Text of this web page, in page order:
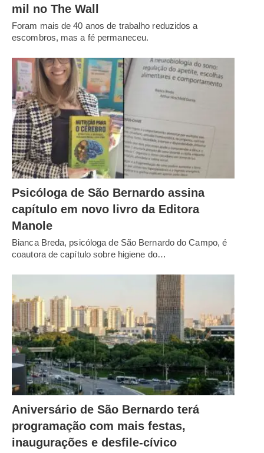
mil no The Wall
Foram mais de 40 anos de trabalho reduzidos a
escombros, mas a fé permaneceu.
Psicóloga de São Bernardo assina
capítulo em novo livro da Editora
Manole
Bianca Breda, psicóloga de São Bernardo do Campo, é
coautora de capítulo sobre higiene do…
Aniversário de São Bernardo terá
programação com mais festas,
inaugurações e desfile-cívico